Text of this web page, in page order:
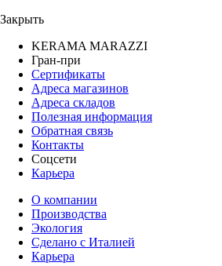
Закрыть
KERAMA MARAZZI
Гран-при
Сертификаты
Адреса магазинов
Адреса складов
Полезная информация
Обратная связь
Контакты
Соцсети
Карьера
О компании
Производства
Экология
Сделано с Италией
Карьера